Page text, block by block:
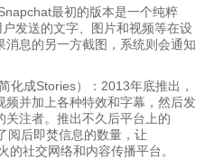
最初的版本是一个纯粹
户发送的文字、图片和视频等在设
消息的另一方截图，系统则会通知
化成Stories）：2013年底推出，
频并加上各种特效和字幕，然后发
关注者。推出不久后平台上的
阅后即焚信息的数量，让
的社交网络和内容传播平台。